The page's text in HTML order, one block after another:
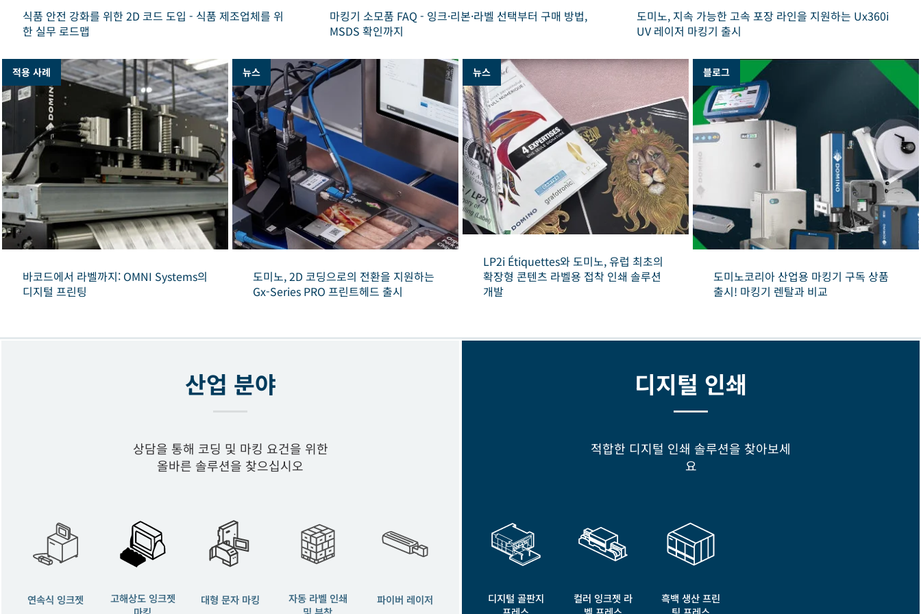
식품 안전 강화를 위한 2D 코드 도입 - 식품 제조업체를 위
한 실무 로드맵
마킹기 소모품 FAQ - 잉크·리본·라벨 선택부터 구매 방법,
MSDS 확인까지
도미노, 지속 가능한 고속 포장 라인을 지원하는 Ux360i
UV 레이저 마킹기 출시
적용 사례
바코드에서 라벨까지: OMNI Systems의
디지털 프린팅
뉴스
도미노, 2D 코딩으로의 전환을 지원하는
Gx-Series PRO 프린트헤드 출시
뉴스
LP2i Étiquettes와 도미노, 유럽 최초의
확장형 콘텐츠 라벨용 접착 인쇄 솔루션
개발
블로그
도미노코리아 산업용 마킹기 구독 상품
출시! 마킹기 렌탈과 비교
산업 분야
상담을 통해 코딩 및 마킹 요건을 위한
올바른 솔루션을 찾으십시오
연속식 잉크젯
고해상도 잉크젯
대형 문자 마킹
자동 라벨 인쇄
파이버 레이저
디지털 인쇄
적합한 디지털 인쇄 솔루션을 찾아보세
요
디지털 골판지
컬러 잉크젯 라
흑백 생산 프린